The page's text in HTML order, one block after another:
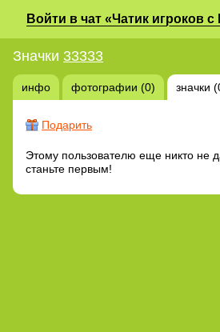
Войти в чат «Чатик игроков
Значки 33333
инфо фотографии (0) значки
Подарить
Этому пользователю еще никто не
станьте первым!